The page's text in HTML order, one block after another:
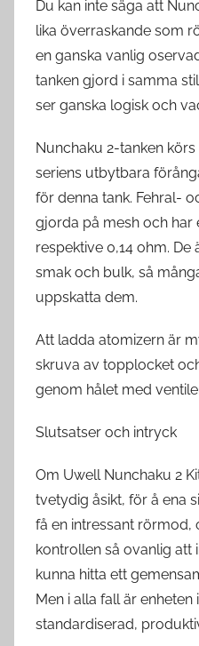
Du kan inte säga att
lika överraskande som
en ganska vanlig
tanken gjord i samma
ser ganska logisk och
Nunchaku 2-tanken
seriens utbytbara
för denna tank. Fehral-
gjorda på mesh och har
respektive 0,14 ohm.
smak och bulk, så
uppskatta dem.
Att ladda atomizern är
skruva av topplocket
genom hålet med
Slutsatser och intryck
Om Uwell Nunchaku 2
tvetydig åsikt, för å ena
få en intressant rörmod,
kontrollen så ovanlig att
kunna hitta ett
Men i alla fall är
standardiserad,